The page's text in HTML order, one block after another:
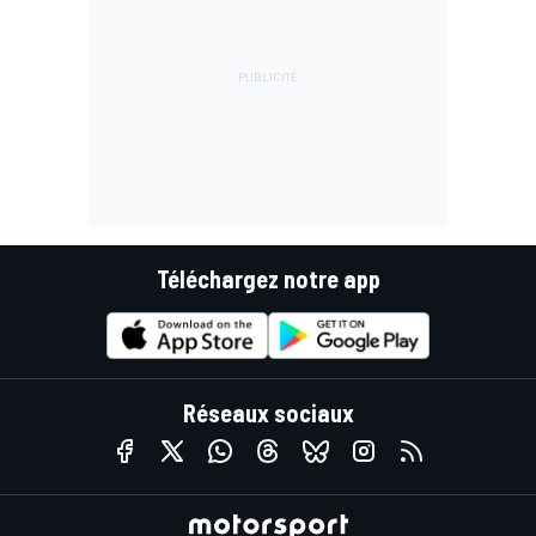
Téléchargez notre app
Réseaux sociaux